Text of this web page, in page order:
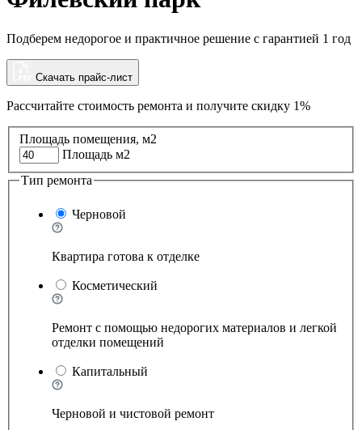
Подберем недорогое и практичное решение с гарантией 1 год
Скачать прайс-лист
Рассчитайте стоимость ремонта и получите скидку 1%
Площадь помещения, м2
Площадь м2
Тип ремонта
Черновой
Квартира готова к отделке
Косметический
Ремонт с помощью недорогих материалов и легкой
отделки помещений
Капитальный
Черновой и чистовой ремонт